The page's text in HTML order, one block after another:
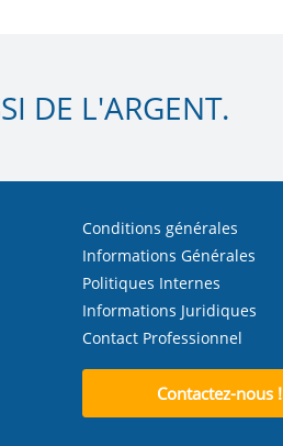
DE L'ARGENT.
Conditions générales
Informations Générales
Politiques Internes
Informations Juridiques
Contact Professionnel
Contactez-nous !